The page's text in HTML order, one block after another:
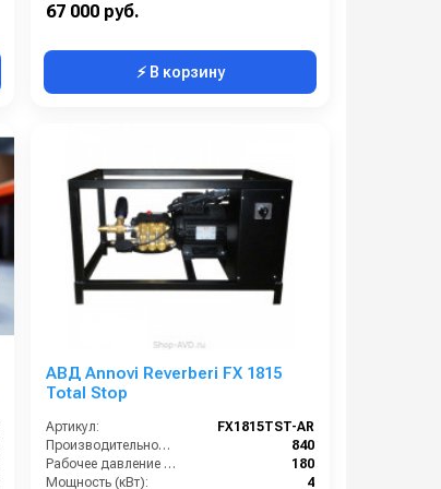
67 000 руб.
⚡ В корзину
АВД Annovi Reverberi FX 1815
Total Stop
Артикул:
FX1815TST-AR
Производительность (л/ч):
840
Рабочее давление (бар):
180
Мощность (кВт):
4